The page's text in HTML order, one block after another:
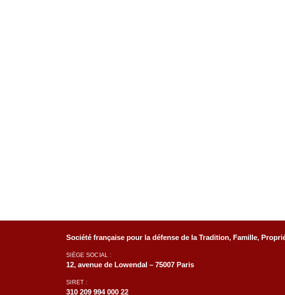
Société française pour la défense de la Tradition, Famille,
SIÈGE SOCIAL :
12, avenue de Lowendal – 75007 Paris
SIRET :
310 209 994 000 22